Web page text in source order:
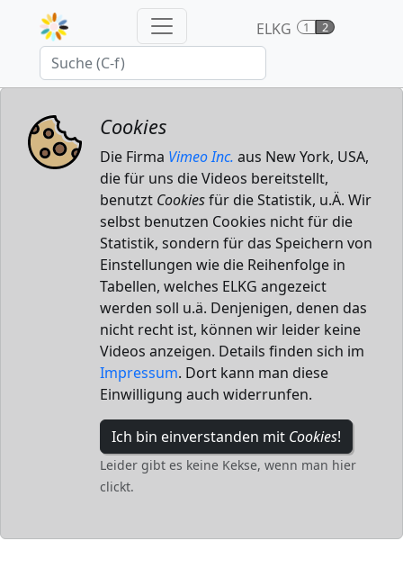
ELKG 1 2
Cookies
Die Firma Vimeo Inc. aus New York, USA,
die für uns die Videos bereitstellt,
benutzt Cookiesfür die Statistik, u.Ä. Wir
selbst benutzen Cookies nicht für die
Statistik, sondern für das Speichern von
Einstellungen wie die Reihenfolge in
Tabellen, welches ELKG angezeict
werden soll u.ä. Denjenigen, denen das
nicht recht ist, können wir leider keine
Videos anzeigen. Details finden sich im
Impressum. Dort kann man diese
Einwilligung auch widerrunfen.
Ich bin einverstanden mit Cookies!
Leider gibt es keine Kekse, wenn man hier
clickt.